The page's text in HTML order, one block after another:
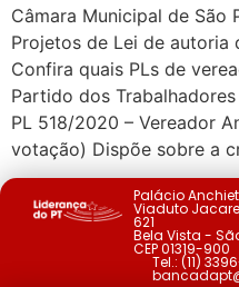
Câmara Municipal de São
Projetos de Lei de autoria
Confira quais PLs de
Partido dos
PL 518/2020 – Vereador
votação) Dispõe sobre a
Palácio
Viaduto
621
Bela Vista -
CEP 01319-900
Tel.: (11)